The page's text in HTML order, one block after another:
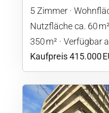
5 Zimmer
Nutzfläche ca. 60 m²
350 m²
Verfügbar
Kaufpreis 415.000